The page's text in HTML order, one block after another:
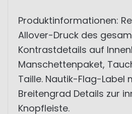
Produktinformationen:
Allover-Druck des
Kontrastdetails auf
Manschettenpaket,
Taille. Nautik-Flag-Label
Breitengrad Details zur
Knopfleiste.